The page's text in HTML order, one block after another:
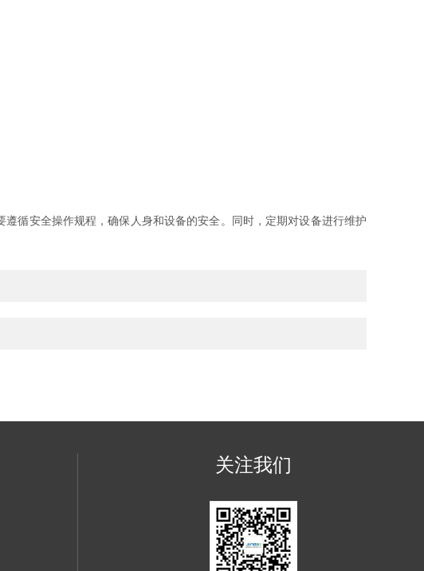
循安全操作规程，确保人身和设备的安全。同时，定期对设备进行维护
关注我们